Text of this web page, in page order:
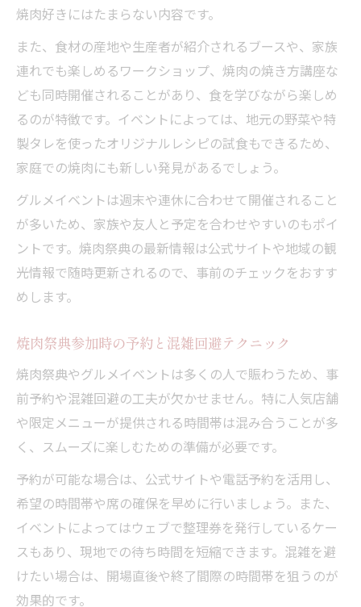
焼肉好きにはたまらない内容です。
また、食材の産地や生産者が紹介されるブースや、家族
連れでも楽しめるワークショップ、焼肉の焼き方講座な
ども同時開催されることがあり、食を学びながら楽しめ
るのが特徴です。イベントによっては、地元の野菜や特
製タレを使ったオリジナルレシピの試食もできるため、
家庭での焼肉にも新しい発見があるでしょう。
グルメイベントは週末や連休に合わせて開催されること
が多いため、家族や友人と予定を合わせやすいのもポイ
ントです。焼肉祭典の最新情報は公式サイトや地域の観
光情報で随時更新されるので、事前のチェックをおすす
めします。
焼肉祭典参加時の予約と混雑回避テクニック
焼肉祭典やグルメイベントは多くの人で賑わうため、事
前予約や混雑回避の工夫が欠かせません。特に人気店舗
や限定メニューが提供される時間帯は混み合うことが多
く、スムーズに楽しむための準備が必要です。
予約が可能な場合は、公式サイトや電話予約を活用し、
希望の時間帯や席の確保を早めに行いましょう。また、
イベントによってはウェブで整理券を発行しているケー
スもあり、現地での待ち時間を短縮できます。混雑を避
けたい場合は、開場直後や終了間際の時間帯を狙うのが
効果的です。